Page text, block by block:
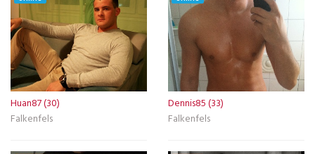
Huan87 (30)
Falkenfels
Dennis85 (33)
Falkenfels